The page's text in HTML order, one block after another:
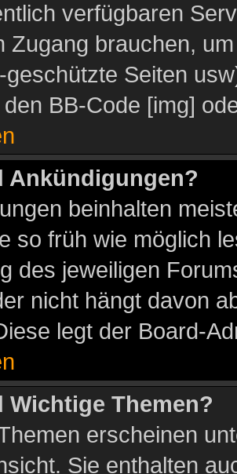
verfügbaren
Zugang brauchen,
geschützte Seiten
BB-Code [img]
Ankündigungen?
beinhalten
so früh wie möglich
des jeweiligen
nicht hängt davon
legt der Board-
Wichtige Themen?
erscheinen
Sie enthalten